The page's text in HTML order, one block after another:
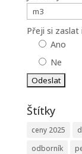
Přeji si zaslat
Ano
Ne
Štítky
ceny 2025
odborník